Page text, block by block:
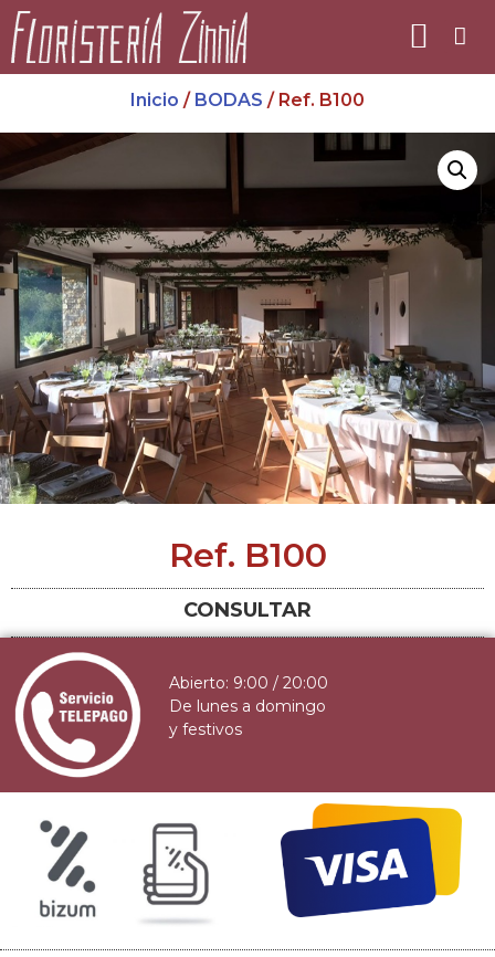
Inicio / BODAS / Ref. B100
Ref. B100
CONSULTAR
Abierto: 9:00 / 20:00
De lunes a domingo
y festivos